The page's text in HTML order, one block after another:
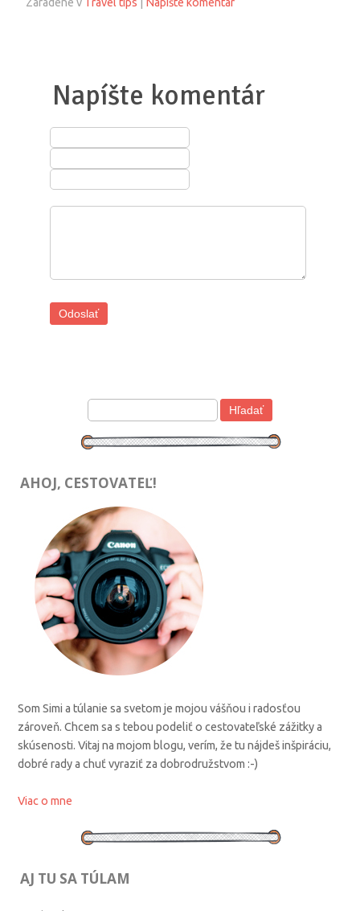
Napíšte komentár
AHOJ, CESTOVATEĽ!
Som Simi a túlanie sa svetom je mojou vášňou i radosťou
zároveň. Chcem sa s tebou podeliť o cestovateľské zážitky a
skúsenosti. Vitaj na mojom blogu, verím, že tu nájdeš inšpiráciu,
dobré rady a chuť vyraziť za dobrodružstvom :-)
Viac o mne
AJ TU SA TÚLAM